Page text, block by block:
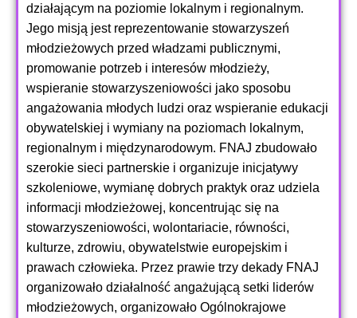
działającym na poziomie lokalnym i regionalnym.
Jego misją jest reprezentowanie stowarzyszeń
młodzieżowych przed władzami publicznymi,
promowanie potrzeb i interesów młodzieży,
wspieranie stowarzyszeniowości jako sposobu
angażowania młodych ludzi oraz wspieranie edukacji
obywatelskiej i wymiany na poziomach lokalnym,
regionalnym i międzynarodowym. FNAJ zbudowało
szerokie sieci partnerskie i organizuje inicjatywy
szkoleniowe, wymianę dobrych praktyk oraz udziela
informacji młodzieżowej, koncentrując się na
stowarzyszeniowości, wolontariacie, równości,
kulturze, zdrowiu, obywatelstwie europejskim i
prawach człowieka. Przez prawie trzy dekady FNAJ
organizowało działalność angażującą setki liderów
młodzieżowych, organizowało Ogólnokrajowe